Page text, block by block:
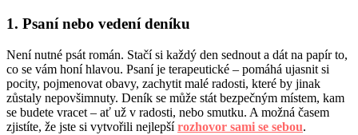
1. Psaní nebo vedení deníku
Není nutné psát román. Stačí si každý den sednout a dát na papír to,
co se vám honí hlavou. Psaní je terapeutické – pomáhá ujasnit si
pocity, pojmenovat obavy, zachytit malé radosti, které by jinak
zůstaly nepovšimnuty. Deník se může stát bezpečným místem, kam
se budete vracet – ať už v radosti, nebo smutku. A možná časem
zjistíte, že jste si vytvořili nejlepšírozhovor sami se sebou.